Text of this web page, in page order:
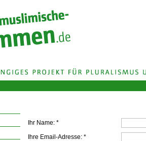
Ihr Name: *
Ihre Email-Adresse: *